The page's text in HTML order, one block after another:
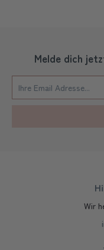
Melde dich
Wir